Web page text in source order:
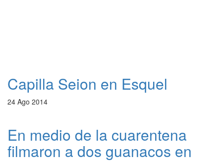
Capilla Seion en Esquel
24 Ago 2014
En medio de la cuarentena
filmaron a dos guanacos en